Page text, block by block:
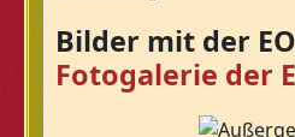
Bilder mit der
Fotogalerie der